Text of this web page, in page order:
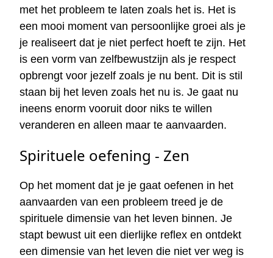
met het probleem te laten zoals het is. Het is
een mooi moment van persoonlijke groei als je
je realiseert dat je niet perfect hoeft te zijn. Het
is een vorm van zelfbewustzijn als je respect
opbrengt voor jezelf zoals je nu bent. Dit is stil
staan bij het leven zoals het nu is. Je gaat nu
ineens enorm vooruit door niks te willen
veranderen en alleen maar te aanvaarden.
Spirituele oefening - Zen
Op het moment dat je je gaat oefenen in het
aanvaarden van een probleem treed je de
spirituele dimensie van het leven binnen. Je
stapt bewust uit een dierlijke reflex en ontdekt
een dimensie van het leven die niet ver weg is